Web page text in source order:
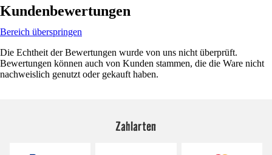
Kundenbewertungen
Bereich überspringen
Die Echtheit der Bewertungen wurde von uns nicht überprüft.
Bewertungen können auch von Kunden stammen, die die Ware nicht
nachweislich genutzt oder gekauft haben.
Zahlarten